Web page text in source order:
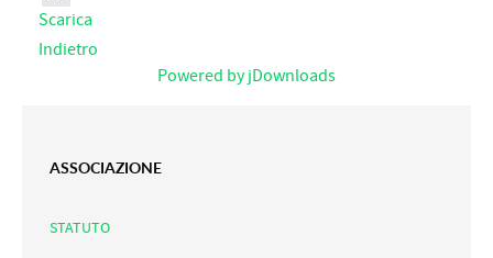
Scarica
Indietro
Powered by jDownloads
ASSOCIAZIONE
STATUTO